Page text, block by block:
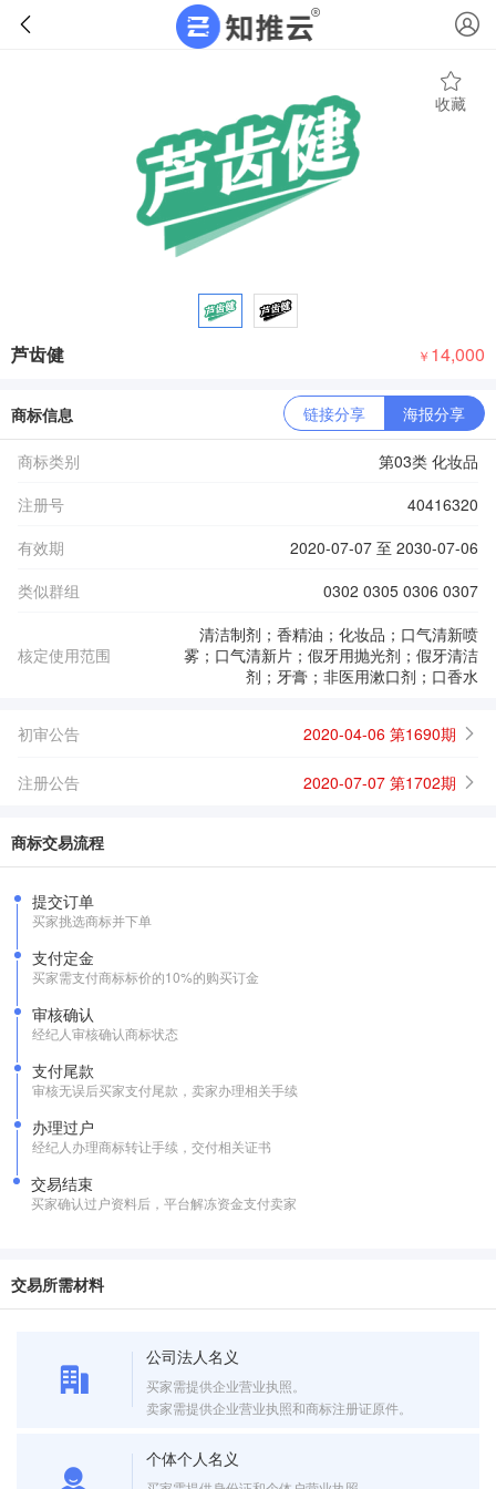
收藏
芦齿健 ￥ 14,000
商标信息 链接分享 海报分享
商标类别
第03类 化妆品
注册号
40416320
有效期
2020-07-07 至 2030-07-06
类似群组
0302 0305 0306 0307
核定使用范围
清洁制剂；香精油；化妆品；口气清新喷
雾；口气清新片；假牙用抛光剂；假牙清洁
剂；牙膏；非医用漱口剂；口香水
初审公告 2020-04-06 第1690期
注册公告 2020-07-07 第1702期
商标交易流程
提交订单
买家挑选商标并下单
支付定金
买家需支付商标标价的10%的购买订金
审核确认
经纪人审核确认商标状态
支付尾款
审核无误后买家支付尾款，卖家办理相关手续
办理过户
经纪人办理商标转让手续，交付相关证书
交易结束
买家确认过户资料后，平台解冻资金支付卖家
交易所需材料
公司法人名义
买家需提供企业营业执照。
卖家需提供企业营业执照和商标注册证原件。
个体个人名义